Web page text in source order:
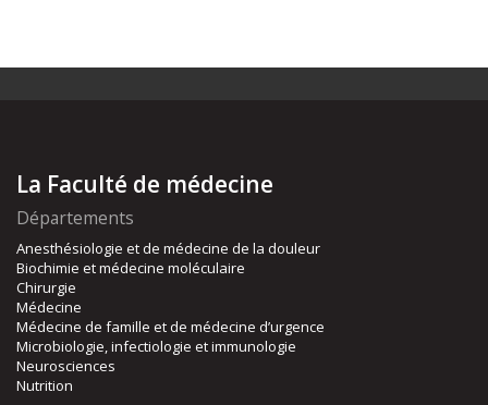
La Faculté de médecine
Départements
Anesthésiologie et de médecine de la douleur
Biochimie et médecine moléculaire
Chirurgie
Médecine
Médecine de famille et de médecine d’urgence
Microbiologie, infectiologie et immunologie
Neurosciences
Nutrition